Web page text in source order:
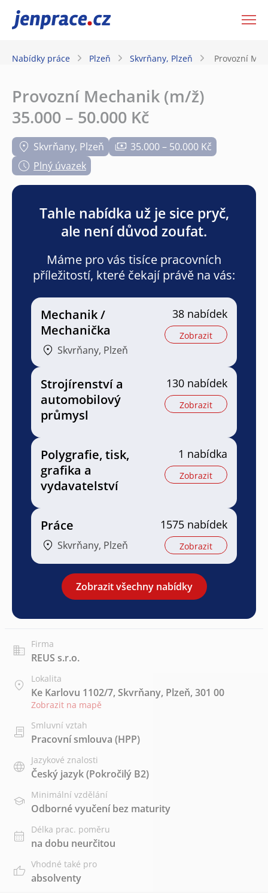
JenPráce.cz
Nabídky práce Plzeň Skvrňany, Plzeň Provozní
Provozní Mechanik (m/ž)
35.000 – 50.000 Kč
Skvrňany, Plzeň
35.000 – 50.000 Kč
Plný úvazek
Tahle nabídka už je sice pryč,
ale není důvod zoufat.
Máme pro vás tisíce pracovních
příležitostí, které čekají právě na vás:
Mechanik /
Mechanička
Skvrňany, Plzeň
38 nabídek
Zobrazit
Strojírenství a
automobilový
průmysl
130 nabídek
Zobrazit
Polygrafie, tisk,
grafika a
vydavatelství
1 nabídka
Zobrazit
Práce
Skvrňany, Plzeň
1575 nabídek
Zobrazit
Zobrazit všechny nabídky
Firma
REUS s.r.o.
Lokalita
Ke Karlovu 1102/7, Skvrňany, Plzeň, 301 00
Zobrazit na mapě
Smluvní vztah
Pracovní smlouva (HPP)
Jazykové znalosti
Český jazyk(Pokročilý B2)
Minimální vzdělání
Odborné vyučení bez maturity
Délka prac. poměru
na dobu neurčitou
Vhodné také pro
absolventy